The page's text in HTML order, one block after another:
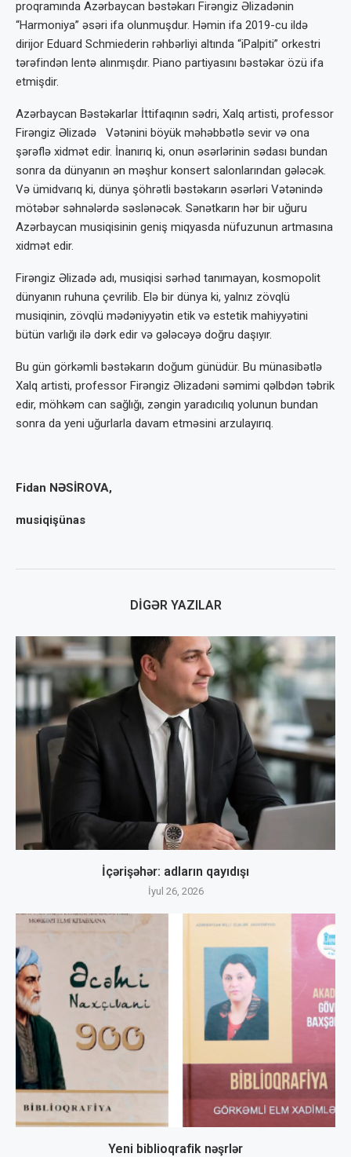
proqramında Azərbaycan bəstəkarı Firəngiz Əlizadənin
“Harmoniya” əsəri ifa olunmuşdur. Həmin ifa 2019-cu ildə
dirijor Eduard Schmiederin rəhbərliyi altında “iPalpiti” orkestri
tərəfindən lentə alınmışdır. Piano partiyasını bəstəkar özü ifa
etmişdir.
Azərbaycan Bəstəkarlar İttifaqının sədri, Xalq artisti, professor
Firəngiz Əlizadə Vətənini böyük məhəbbətlə sevir və ona
şərəflə xidmət edir. İnanırıq ki, onun əsərlərinin sədası bundan
sonra da dünyanın ən məşhur konsert salonlarından gələcək.
Və ümidvarıq ki, dünya şöhrətli bəstəkarın əsərləri Vətənində
mötəbər səhnələrdə səslənəcək. Sənətkarın hər bir uğuru
Azərbaycan musiqisinin geniş miqyasda nüfuzunun artmasına
xidmət edir.
Firəngiz Əlizadə adı, musiqisi sərhəd tanımayan, kosmopolit
dünyanın ruhuna çevrilib. Elə bir dünya ki, yalnız zövqlü
musiqinin, zövqlü mədəniyyətin etik və estetik mahiyyətini
bütün varlığı ilə dərk edir və gələcəyə doğru daşıyır.
Bu gün görkəmli bəstəkarın doğum günüdür. Bu münasibətlə
Xalq artisti, professor Firəngiz Əlizadəni səmimi qəlbdən təbrik
edir, möhkəm can sağlığı, zəngin yaradıcılıq yolunun bundan
sonra da yeni uğurlarla davam etməsini arzulayırıq.
Fidan NƏSİROVA,
musiqişünas
DIGƏR YAZILAR
İçərişəhər: adların qayıdışı
İyul 26, 2026
Yeni biblioqrafik nəşrlər